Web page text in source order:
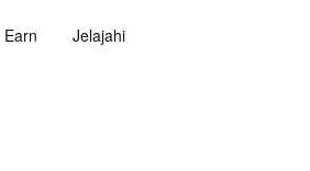
Earn Jelajahi